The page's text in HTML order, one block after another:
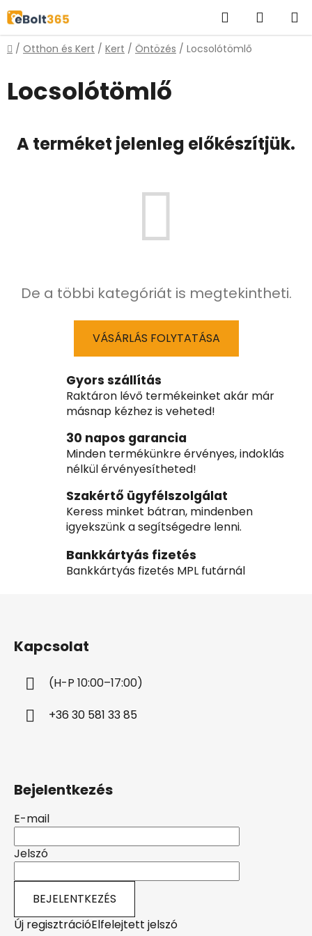
Ugrás
fő
tartalomhoz
KeresésKOSÁR
Kezdőlap
/ Otthon és Kert / Kert / Öntözés / Locsolótömlő
Locsolótömlő
A terméket jelenleg előkészítjük.
De a többi kategóriát is megtekintheti.
VÁSÁRLÁS FOLYTATÁSA
Gyors szállítás
Raktáron lévő termékeinket akár már
másnap kézhez is veheted!
30 napos garancia
Minden termékünkre érvényes, indoklás
nélkül érvényesítheted!
Szakértő ügyfélszolgálat
Keress minket bátran, mindenben
igyekszünk a segítségedre lenni.
Bankkártyás fizetés
Bankkártyás fizetés MPL futárnál
Kapcsolat
(H-P 10:00–17:00)
+36 30 581 33 85
Bejelentkezés
E-mail
Jelszó
BEJELENTKEZÉS
Új regisztrációElfelejtett jelszó